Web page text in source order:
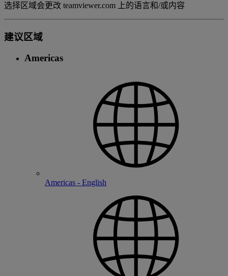
选择区域会更改 teamviewer.com 上的语言和/或内容
建议区域
Americas
Americas - English